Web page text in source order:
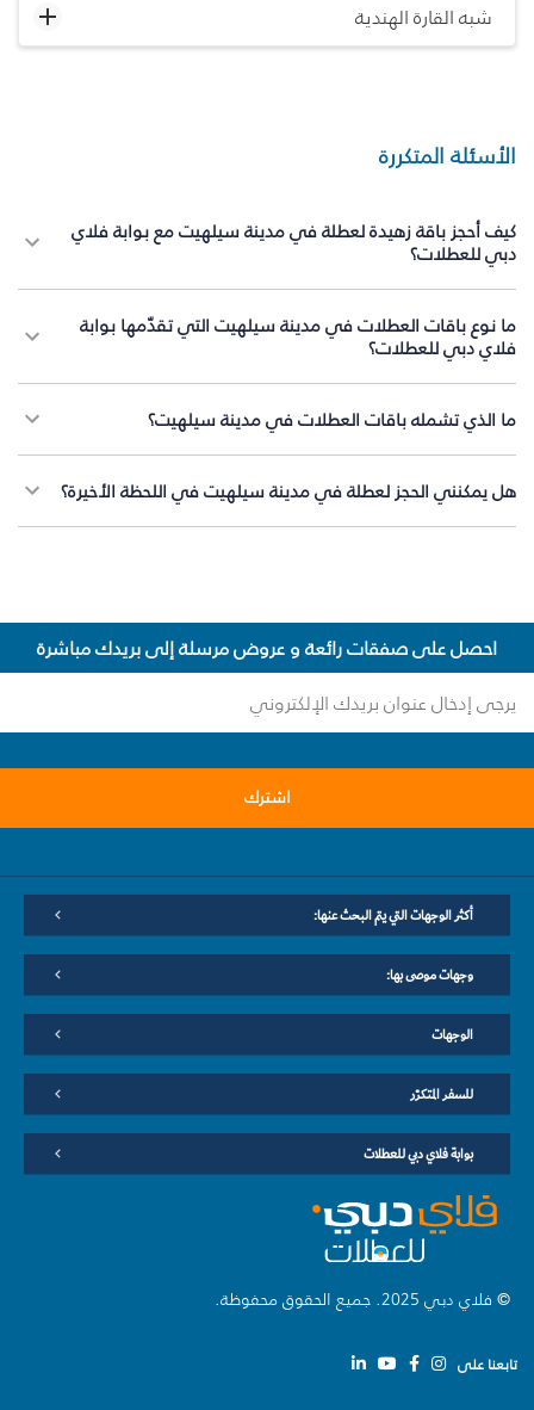
شبه القارة الهندية
الأسئلة المتكررة
كيف أحجز باقة زهيدة لعطلة في مدينة سيلهيت مع بوابة فلاي
دبي للعطلات؟
ما نوع باقات العطلات في مدينة سيلهيت التي تقدّمها بوابة
فلاي دبي للعطلات؟
ما الذي تشمله باقات العطلات في مدينة سيلهيت؟
هل يمكنني الحجز لعطلة في مدينة سيلهيت في اللحظة الأخيرة؟
احصل على صفقات رائعة و عروض مرسلة إلى بريدك مباشرة
اشترك
أكثر الوجهات التي يتم البحث عنها:
وجهات موصى بها:
الوجهات
للسفر المتكرّر
بوابة فلاي دبي للعطلات
© فلاي دبي 2025. جميع الحقوق محفوظة.
تابعنا على